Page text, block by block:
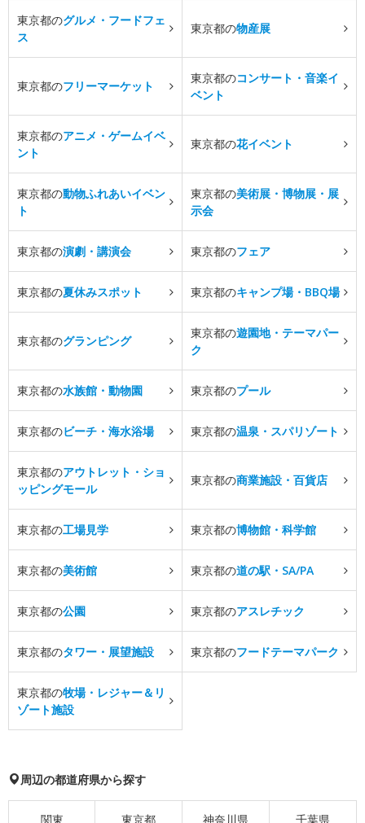
東京都のグルメ・フードフェ
ス
東京都の物産展
東京都のフリーマーケット
東京都のコンサート・音楽イ
ベント
東京都のアニメ・ゲームイベ
ント
東京都の花イベント
東京都の動物ふれあいイベン
ト
東京都の美術展・博物展・展
示会
東京都の演劇・講演会 東京都のフェア
東京都の夏休みスポット 東京都のキャンプ場・BBQ場
東京都のグランピング
東京都の遊園地・テーマパー
ク
東京都の水族館・動物園 東京都のプール
東京都のビーチ・海水浴場 東京都の温泉・スパリゾート
東京都のアウトレット・ショ
ッピングモール
東京都の商業施設・百貨店
東京都の工場見学 東京都の博物館・科学館
東京都の美術館 東京都の道の駅・SA/PA
東京都の公園 東京都のアスレチック
東京都のタワー・展望施設 東京都のフードテーマパーク
東京都の牧場・レジャー＆リ
ゾート施設
周辺の都道府県から探す
関東 東京都 神奈川県 千葉県